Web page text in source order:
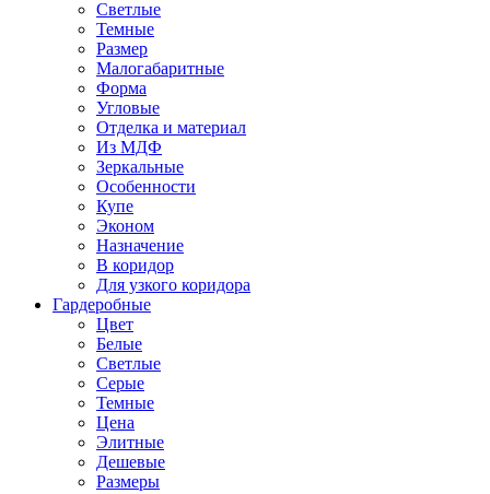
Светлые
Темные
Размер
Малогабаритные
Форма
Угловые
Отделка и материал
Из МДФ
Зеркальные
Особенности
Купе
Эконом
Назначение
В коридор
Для узкого коридора
Гардеробные
Цвет
Белые
Светлые
Серые
Темные
Цена
Элитные
Дешевые
Размеры